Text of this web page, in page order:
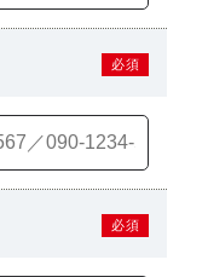
必須
必須